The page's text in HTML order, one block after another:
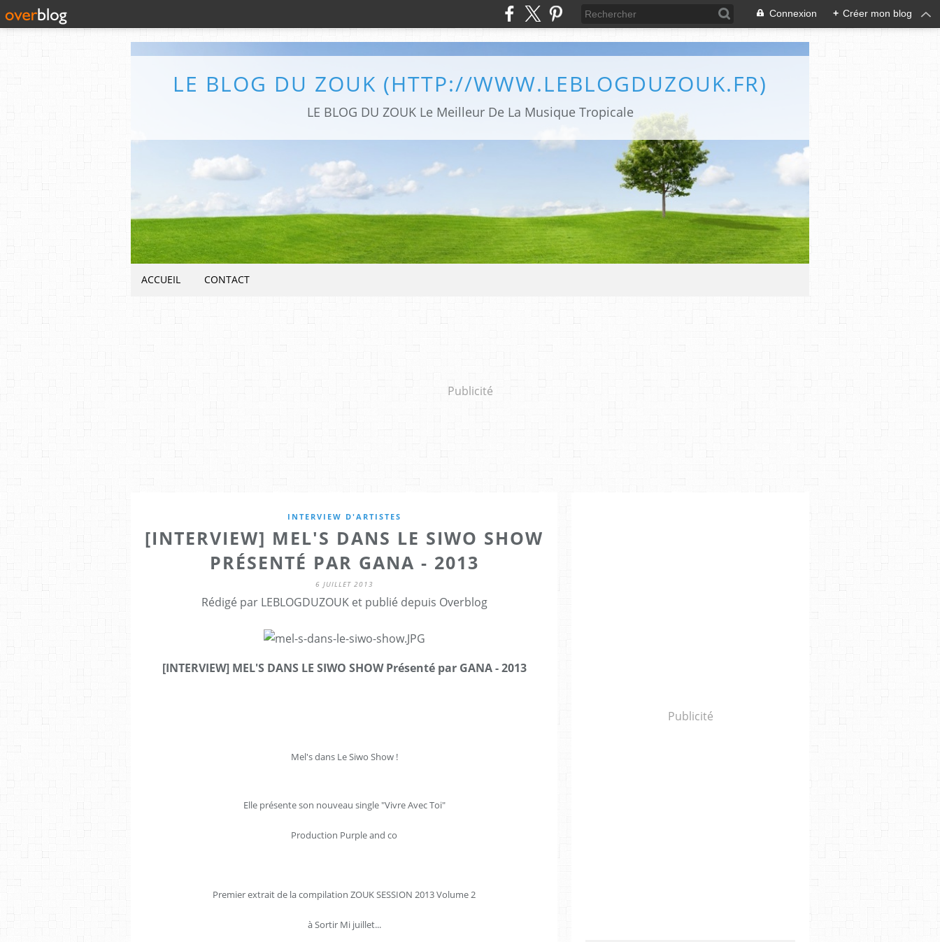
Connexion + Créer mon blog
LE BLOG DU ZOUK (HTTP://WWW.LEBLOGDUZOUK.FR)
LE BLOG DU ZOUK Le Meilleur De La Musique Tropicale
ACCUEIL CONTACT
Publicité
INTERVIEW D'ARTISTES
[INTERVIEW] MEL'S DANS LE SIWO SHOW
PRÉSENTÉ PAR GANA - 2013
6 JUILLET 2013
Rédigé par LEBLOGDUZOUK et publié depuis Overblog
[INTERVIEW] MEL'S DANS LE SIWO SHOW Présenté par GANA - 2013
Mel's dans Le Siwo Show !
Elle présente son nouveau single "Vivre Avec Toi"
Production Purple and co
Premier extrait de la compilation ZOUK SESSION 2013 Volume 2
à Sortir Mi juillet...
Publicité